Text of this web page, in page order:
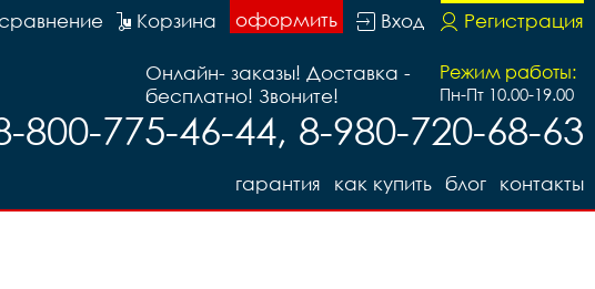
Регистрация
Вход
оформить
Корзина
Режим работы:
Пн-Пт 10.00-19.00
Онлайн- заказы! Доставка -
бесплатно! Звоните!
800-775-46-44, 8-980-720-68-63
контакты
блог
как купить
гарантия